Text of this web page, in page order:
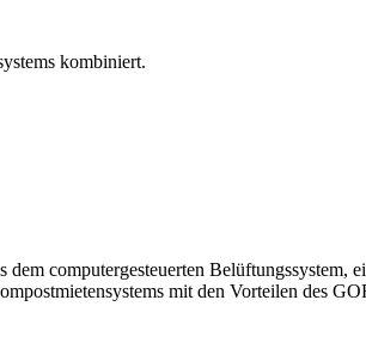
kombiniert.
computergesteuerten Belüftungssystem,
mit den Vorteilen des